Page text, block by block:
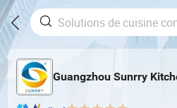
Guangzhou Sunrry